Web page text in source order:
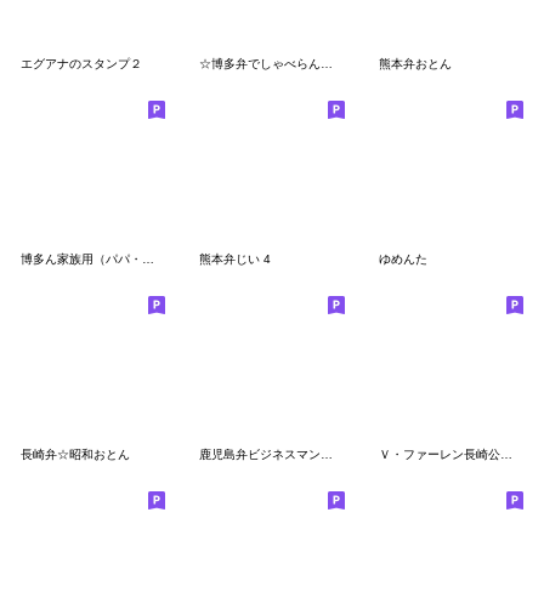
エグアナのスタンプ２ 熊本弁おとん
熊本弁じい 4 ゆめんた
長崎弁☆昭和おとん 鹿児島弁ビジネスマン真之介 Ｖ・ファーレン長崎公式 ヴィヴィくん第3弾